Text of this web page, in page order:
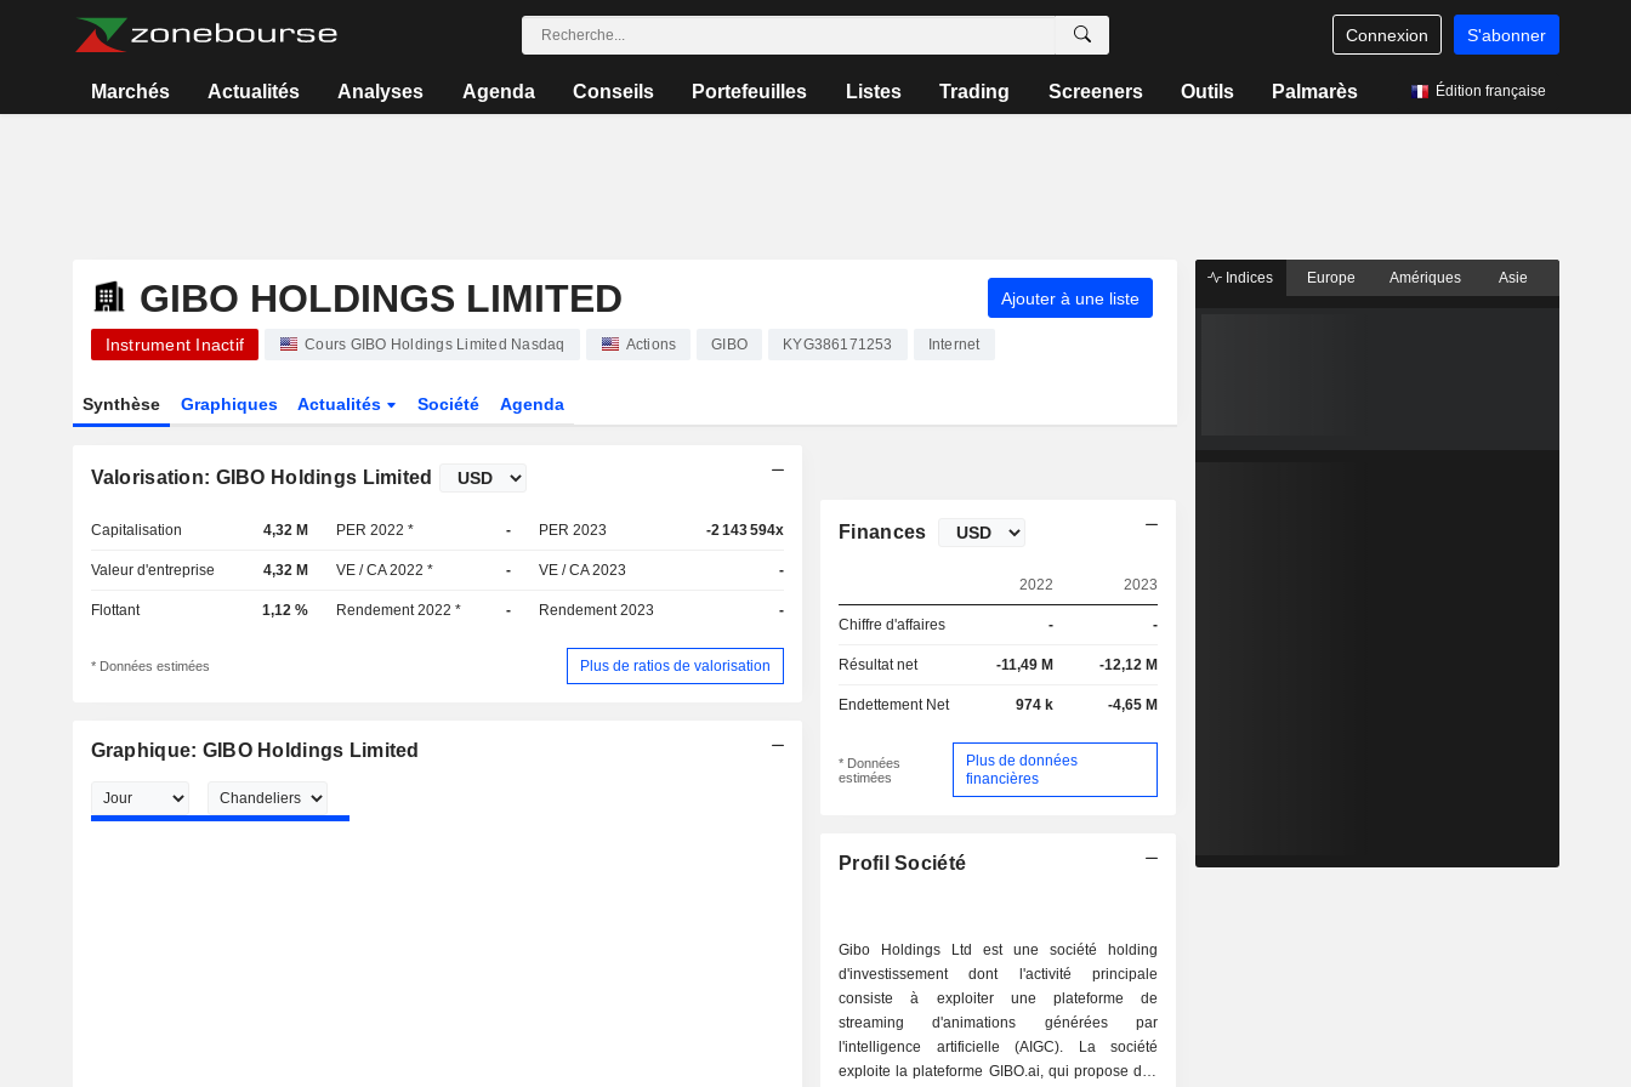
Connexion S'abonner
Marchés Actualités Analyses Agenda Conseils Portefeuilles Listes Trading Screeners Outils Palmarès Édition française
GIBO HOLDINGS LIMITED Ajouter à une liste
Instrument Inactif Cours GIBO Holdings Limited Nasdaq Actions GIBO KYG386171253 Internet
Synthèse Graphiques Actualités Société Agenda
Valorisation: GIBO Holdings Limited
Capitalisation 4,32 M PER 2022 * - PER 2023 -2 143 594x
Valeur d'entreprise 4,32 M VE / CA 2022 * - VE / CA 2023 -
Flottant 1,12 % Rendement 2022 * - Rendement 2023 -
* Données estimées Plus de ratios de valorisation
Graphique: GIBO Holdings Limited
Finances
2022 2023
Chiffre d'affaires - -
Résultat net -11,49 M -12,12 M
Endettement Net 974 k -4,65 M
* Données
estimées
Plus de données
financières
Profil Société
Gibo Holdings Ltd est une société holding
d'investissement dont l'activité principale
consiste à exploiter une plateforme de
streaming d'animations générées par
l'intelligence artificielle (AIGC). La société
exploite la plateforme GIBO.ai, qui propose des
Indices Europe Amériques Asie